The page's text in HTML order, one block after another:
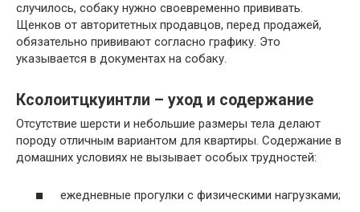
случилось, собаку нужно своевременно прививать.
Щенков от авторитетных продавцов, перед продажей,
обязательно прививают согласно графику. Это
указывается в документах на собаку.
Ксолоитцкуинтли – уход и содержание
Отсутствие шерсти и небольшие размеры тела делают
породу отличным вариантом для квартиры. Содержание в
домашних условиях не вызывает особых трудностей:
ежедневные прогулки с физическими нагрузками;